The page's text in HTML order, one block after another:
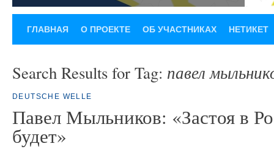
ГЛАВНАЯ О ПРОЕКТЕ ОБ УЧАСТНИКАХ НЕТИКЕТ
Search Results for Tag: павел
DEUTSCHE WELLE
Павел Мыльников: «Застоя в
будет»